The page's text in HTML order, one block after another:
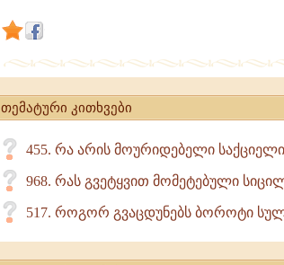
თემატური კითხვები
455. რა არის მოურიდებელი
968. რას გვეტყვით მომეტებული
517. როგორ გვაცდუნებს ბოროტი